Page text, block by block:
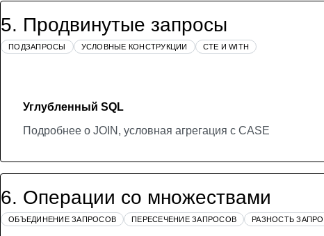
5. Продвинутые запросы
ПОДЗАПРОСЫ УСЛОВНЫЕ КОНСТРУКЦИИ CTE И WITH
Углубленный SQL
Подробнее о JOIN, условная агрегация с CASE
6. Операции со множествами
ОБЪЕДИНЕНИЕ ЗАПРОСОВ ПЕРЕСЕЧЕНИЕ ЗАПРОСОВ РАЗНОСТЬ